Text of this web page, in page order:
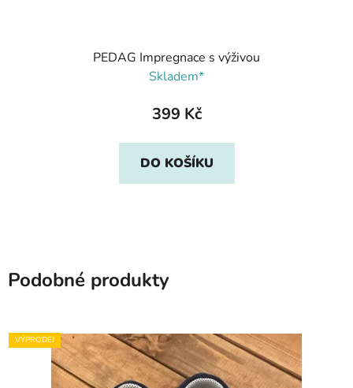
PEDAG Impregnace s výživou
Skladem*
399 Kč
DO KOŠÍKU
Podobné produkty
VÝPRODEJ